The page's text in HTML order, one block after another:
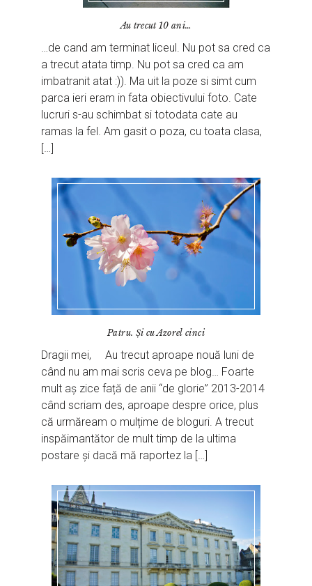
Au trecut 10 ani…
…de cand am terminat liceul. Nu pot sa cred ca
a trecut atata timp. Nu pot sa cred ca am
imbatranit atat :)). Ma uit la poze si simt cum
parca ieri eram in fata obiectivului foto. Cate
lucruri s-au schimbat si totodata cate au
ramas la fel. Am gasit o poza, cu toata clasa,
[…]
Patru. Și cu Azorel cinci
Dragii mei, Au trecut aproape nouă luni de
când nu am mai scris ceva pe blog… Foarte
mult aș zice față de anii “de glorie” 2013-2014
când scriam des, aproape despre orice, plus
că urmăream o mulțime de bloguri. A trecut
inspăimantător de mult timp de la ultima
postare și dacă mă raportez la […]